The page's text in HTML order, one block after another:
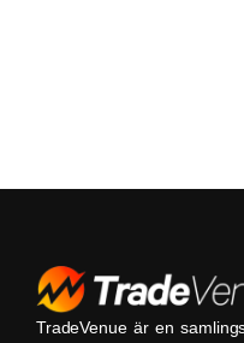
TradeVenue är en